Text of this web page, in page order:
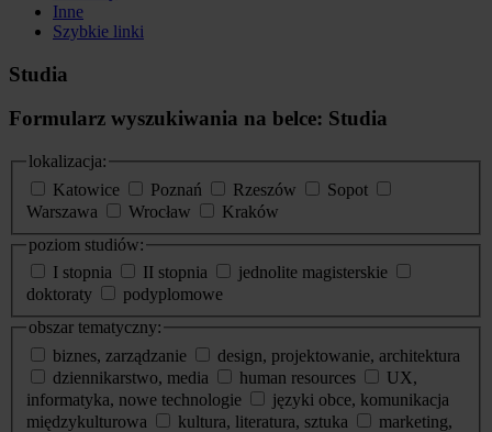
Inne
Szybkie linki
Studia
Formularz wyszukiwania na belce: Studia
lokalizacja:
Katowice
Poznań Rzeszów
Sopot
Warszawa
Wrocław
Kraków
poziom studiów:
I stopnia
II stopnia
jednolite magisterskie
doktoraty
podyplomowe
obszar tematyczny:
biznes, zarządzanie
design, projektowanie, architektura
dziennikarstwo, media
human resources
UX,
informatyka, nowe technologie
języki obce, komunikacja
międzykulturowa
kultura, literatura, sztuka
marketing,